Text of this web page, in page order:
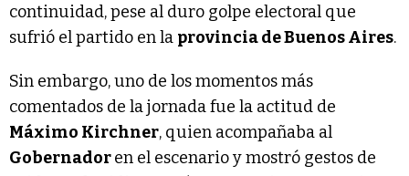
continuidad, pese al duro golpe electoral que
sufrió el partido en la provincia de Buenos Aires.
Sin embargo, uno de los momentos más
comentados de la jornada fue la actitud de
Máximo Kirchner, quien acompañaba al
Gobernadoren el escenario y mostró gestos de